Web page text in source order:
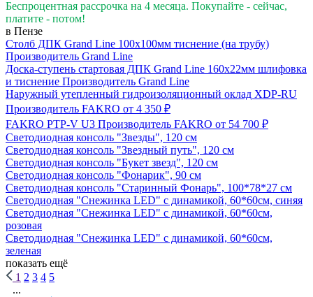
Беспроцентная рассрочка на 4 месяца. Покупайте - сейчас,
платите - потом!
в Пензе
Столб ДПК Grand Line 100х100мм тиснение (на трубу)
Производитель Grand Line
Доска-ступень стартовая ДПК Grand Line 160х22мм шлифовка
и тиснение Производитель Grand Line
Наружный утепленный гидроизоляционный оклад XDP-RU
Производитель FAKRO от 4 350 ₽
FAKRO PTP-V U3 Производитель FAKRO от 54 700 ₽
Светодиодная консоль "Звезды", 120 см
Светодиодная консоль "Звездный путь", 120 см
Светодиодная консоль "Букет звезд", 120 см
Светодиодная консоль "Фонарик", 90 см
Светодиодная консоль "Старинный Фонарь", 100*78*27 см
Светодиодная "Снежинка LED" с динамикой, 60*60см, синяя
Светодиодная "Снежинка LED" с динамикой, 60*60см,
розовая
Светодиодная "Снежинка LED" с динамикой, 60*60см,
зеленая
показать ещё
1 2 3 4 5
...